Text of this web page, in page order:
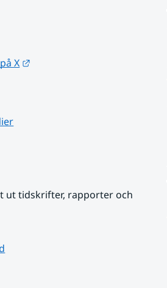
X
ut tidskrifter, rapporter och